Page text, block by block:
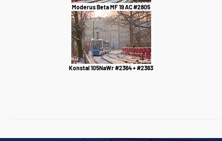
Moderus Beta MF 19 AC #2805
Konstal 105NaWr #2364 + #2363